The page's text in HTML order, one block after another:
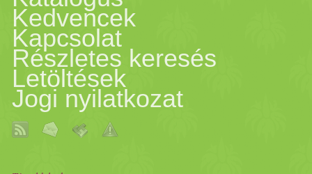
magam jelenleg? -
tevékenységekhez! Hullik a
időszakosan... ennek
Kedvencek
Kapcsolat
Részletes keresés
Letöltések
Jogi nyilatkozat